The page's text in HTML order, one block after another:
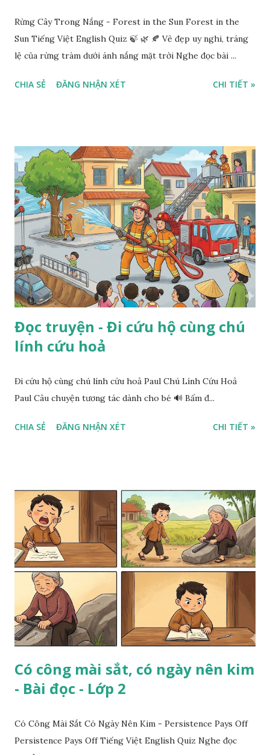
Rừng Cây Trong Nắng - Forest in the Sun Forest in the
Sun Tiếng Việt English Quiz 🍃 🌿 🍂 Vẻ đẹp uy nghi, tráng
lệ của rừng tràm dưới ánh nắng mặt trời Nghe đọc bài ...
CHIA SẺ ĐĂNG NHẬN XÉT CHI TIẾT »
Đọc truyện - Đi cứu hộ cùng chú
lính cứu hoả
Đi cứu hộ cùng chú lính cứu hoả Paul Chú Lính Cứu Hoả
Paul Câu chuyện tương tác dành cho bé 🔊 Bấm đ...
CHIA SẺ ĐĂNG NHẬN XÉT CHI TIẾT »
Có công mài sắt, có ngày nên kim
- Bài đọc - Lớp 2
Có Công Mài Sắt Có Ngày Nên Kim - Persistence Pays Off
Persistence Pays Off Tiếng Việt English Quiz Nghe đọc